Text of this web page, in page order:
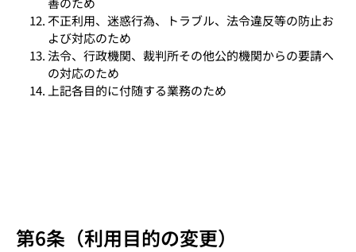
不正利用、迷惑行為、トラブル、法令違反等の防止お
よび対応のため
法令、行政機関、裁判所その他公的機関からの要請へ
の対応のため
上記各目的に付随する業務のため
第6条（利用目的の変更）